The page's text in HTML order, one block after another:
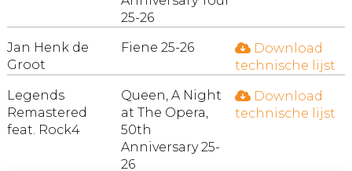
25-26
Jan Henk de
Groot
Fiene 25-26
Download
technische lijst
Legends
Remastered
feat. Rock4
Queen, A Night
at The Opera,
50th
Anniversary 25-
26
Download
technische lijst